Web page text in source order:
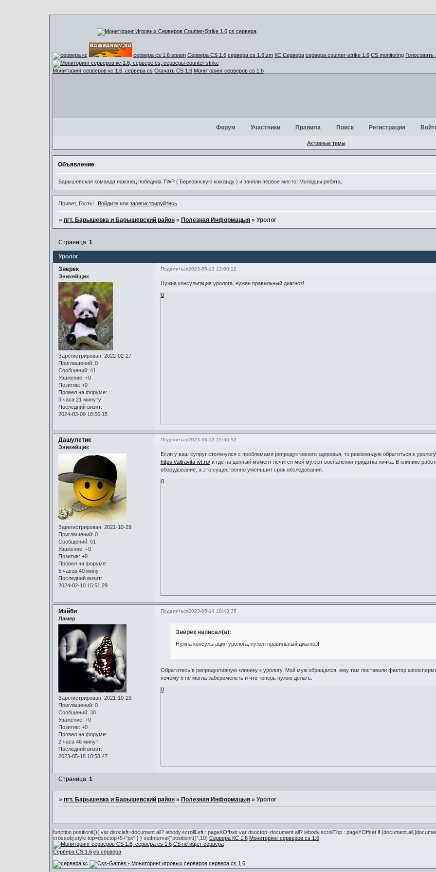
cs сервера
сервера cs 1.6 steam Сервера CS 1.6 сервера cs 1.6 zm КС Сервера сервера counter-strike 1.6 CS monitoring
Мониторинг серверов кс 1.6, сервера cs Скачать CS 1.6 Мониторинг серверов cs 1.6
Форум Участники Правила Поиск Регистрация
Активные темы
Объявление
Барышевская команда наконец победила TWP ( Березанскую команду ) и заняли первое место! Молодцы ребята.
Привет, Гость! Войдите илизарегистрируйтесь
» пгт. Барышевка и Барышевский район » Полезная Информацыя » Уролог
Уролог
Страница: 1
Поделиться2023-05-13 12:00:12
Зверек
Эникейщик
Зарегистрирован: 2022-02-27
Приглашений: 0
Сообщений: 41
Уважение: +0
Позитив: +0
Провел на форуме:
3 часа 21 минуту
Последний визит:
2024-03-09 18:56:15
Нужна консультация уролога, нужен правильный диагноз!
0
Поделиться2023-05-13 15:55:52
Дашулетик
Эникейщик
Зарегистрирован: 2021-10-29
Приглашений: 0
Сообщений: 51
Уважение: +0
Позитив: +0
Провел на форуме:
5 часов 40 минут
Последний визит:
2024-02-10 15:51:29
Если у ваш супруг столкнулся с проблемами репродуктивного здоровья, то рекомендую обратиться к
https://altravita-ivf.ru/и где на данный момент лечится мой муж от воспаления придатка яичка. В клинике
оборудование, а это существенно уменьшит срок обследования.
0
Поделиться2023-05-14 18:43:35
Мэйби
Ламер
Зарегистрирован: 2021-10-29
Приглашений: 0
Сообщений: 30
Уважение: +0
Позитив: +0
Провел на форуме:
2 часа 46 минут
Последний визит:
2023-05-18 10:58:47
Зверек написал(а):
Нужна консультация уролога, нужен правильный диагноз!
Обратитесь в репродуктивную клинику к урологу. Мой муж обращался, ему там поставили фактор
почему я не могла забеременеть и что теперь нужно делать.
0
Страница: 1
» пгт. Барышевка и Барышевский район » Полезная Информацыя » Уролог
function positionit(){ var dsocleft=document.all? iebody.scrollLeft : pageXOffset var dsoctop=document.all? iebody.scrollTop : pageYOffset if
crossobj.style.top=dsoctop+5+"px" } } setInterval("positionit()",10) Сервера КС 1.6 Мониторинг серверов cs 1.6
CS не ищет сервера
Сервера CS 1.6 cs сервера
сервера cs 1.6